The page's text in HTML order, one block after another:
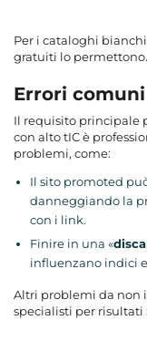
Per i cataloghi
gratuiti lo
Errori comuni
Il requisito principale
con alto tIC è
problemi, come:
Il sito promoted
danneggiando la
con i link.
Finire in una «
influenzano indici
Altri problemi da non
specialisti per